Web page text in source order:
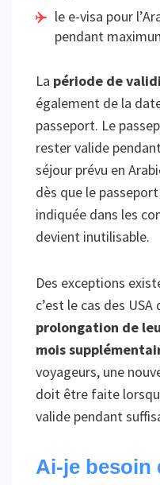
le e-visa pour
pendant
La période de
également de la
passeport. Le
rester valide
séjour prévu en
dès que le
indiquée dans les
devient inutilisable.
Des exceptions
c’est le cas des
prolongation de
mois
voyageurs, une
doit être faite
valide pendant
Ai-je besoin